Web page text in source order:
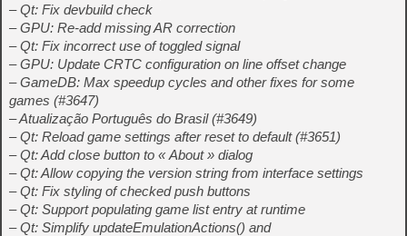
– Qt: Fix devbuild check
– GPU: Re-add missing AR correction
– Qt: Fix incorrect use of toggled signal
– GPU: Update CRTC configuration on line offset change
– GameDB: Max speedup cycles and other fixes for some
games (#3647)
– Atualização Português do Brasil (#3649)
– Qt: Reload game settings after reset to default (#3651)
– Qt: Add close button to « About » dialog
– Qt: Allow copying the version string from interface settings
– Qt: Fix styling of checked push buttons
– Qt: Support populating game list entry at runtime
– Qt: Simplify updateEmulationActions() and